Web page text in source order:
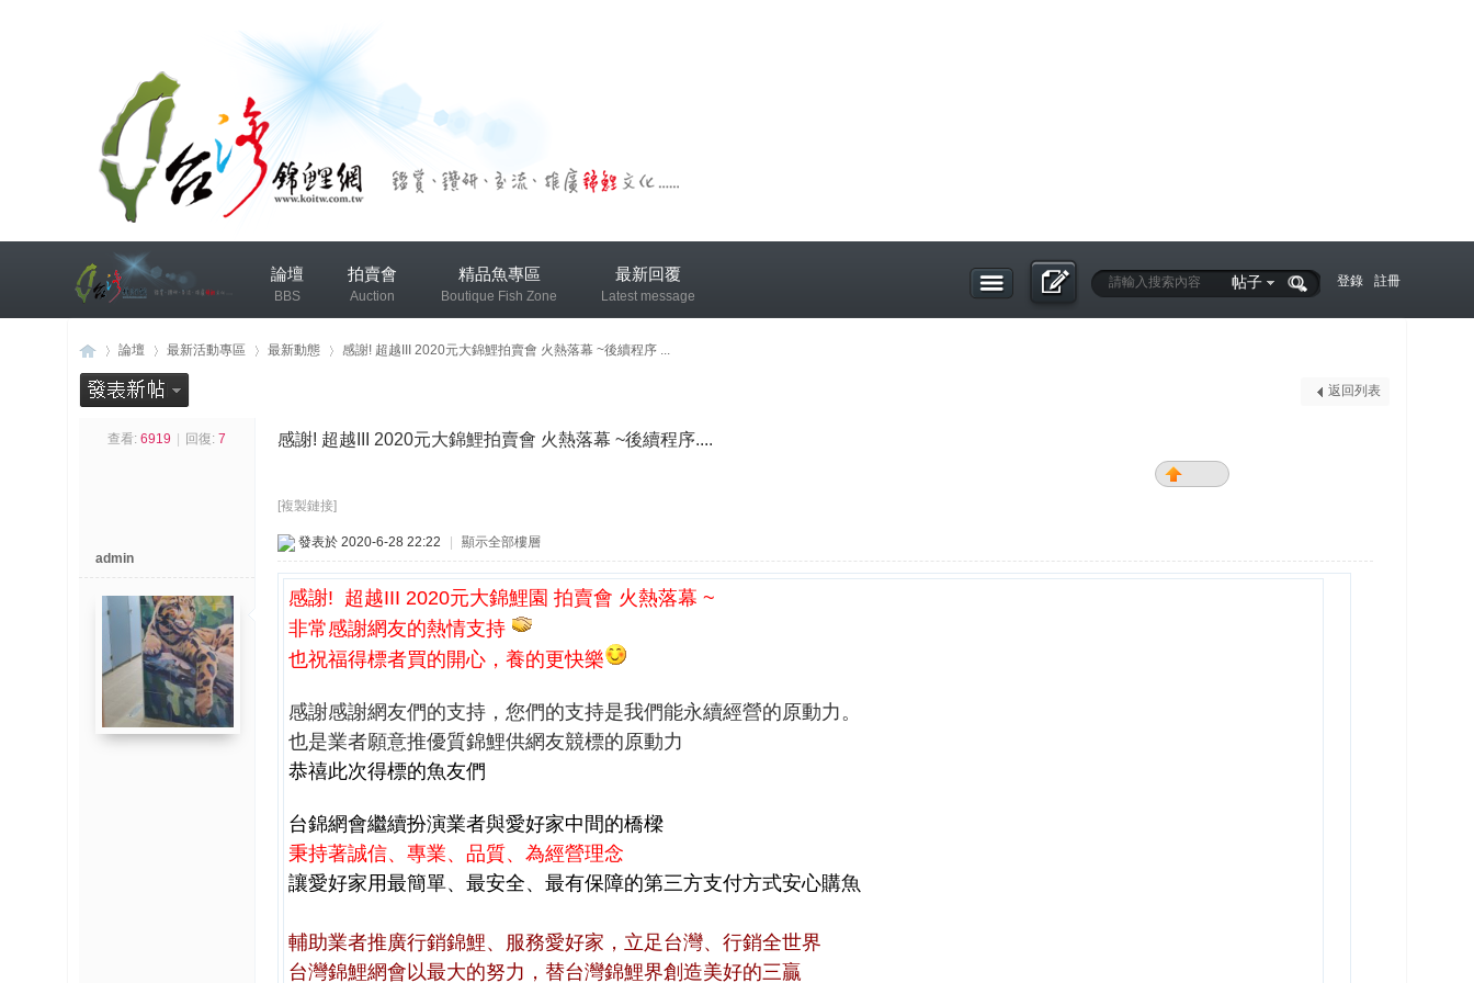
論壇
BBS
拍賣會
Auction
精品魚專區
Boutique Fish Zone
最新回覆
Latest message
錦鯉協會專區 錦鯉討論專區
登錄 註冊
帖子
論壇
›
最新活動專區 最新動態
›
感謝! 超越III 2020元大錦鯉拍賣會 火熱落幕 ~後續程序 ...
返回列表
查看: 6919 回復: 7 感謝! 超越III 2020元大錦鯉拍賣會 火熱落幕 ~後續程序....
[複製鏈接]
admin
發表於 2020-6-28 22:22 顯示全部樓層
感謝! 超越III 2020元大錦鯉園 拍賣會 火熱落幕 ~
非常感謝網友的熱情支持
也祝福得標者買的開心，養的更快樂
感謝感謝網友們的支持，您們的支持是我們能永續經營的原動力。
也是業者願意推優質錦鯉供網友競標的原動力
恭禧此次得標的魚友們
台錦網會繼續扮演業者與愛好家中間的橋樑
秉持著誠信、專業、品質、為經營理念
讓愛好家用最簡單、最安全、最有保障的第三方支付方式安心購魚
輔助業者推廣行銷錦鯉、服務愛好家，立足台灣、行銷全世界
台灣錦鯉網會以最大的努力，替台灣錦鯉界創造美好的三贏